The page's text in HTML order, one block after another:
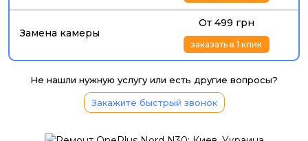
Замена камеры
От 499 грн
заказать в 1 клик
Не нашли нужную услугу или есть другие вопросы?
Закажите быстрый звонок